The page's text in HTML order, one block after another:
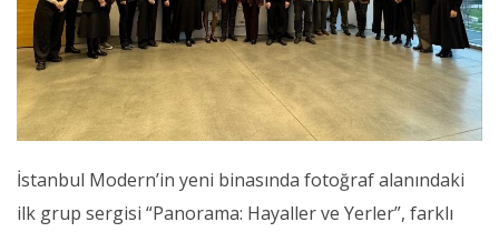
İstanbul Modern’in yeni binasında fotoğraf alanındaki
ilk grup sergisi “Panorama: Hayaller ve Yerler”, farklı